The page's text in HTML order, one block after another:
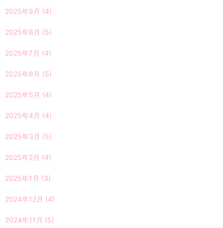
2025年9月 (4)
2025年8月 (5)
2025年7月 (4)
2025年6月 (5)
2025年5月 (4)
2025年4月 (4)
2025年3月 (5)
2025年2月 (4)
2025年1月 (3)
2024年12月 (4)
2024年11月 (5)